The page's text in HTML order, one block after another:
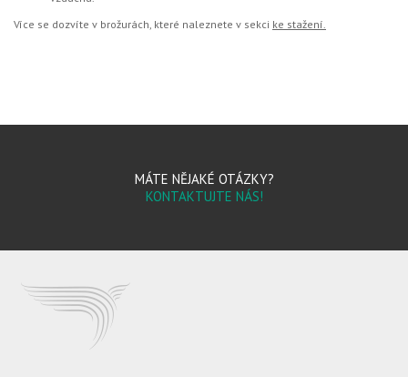
Více se dozvíte v brožurách, které naleznete v sekci ke stažení.
MÁTE NĚJAKÉ OTÁZKY?
KONTAKTUJTE NÁS!